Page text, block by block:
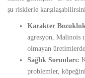
şu risklerle
Karakter
agresyon, Malinois
olmayan
Sağlık Sorunları:
problemler,